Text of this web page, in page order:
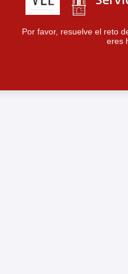
Por favor, resuelve el reto
eres